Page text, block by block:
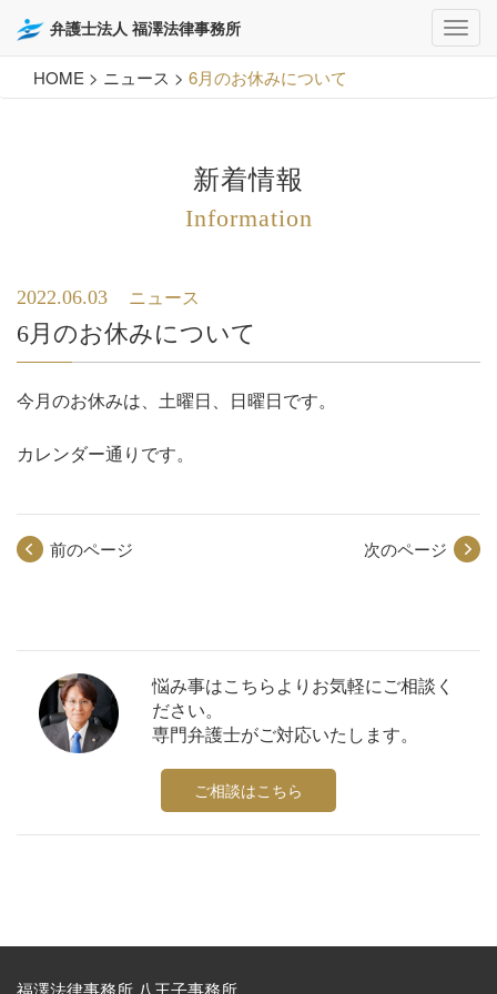
弁護士法人 福澤法律事務所
HOME > ニュース > 6月のお休みについて
新着情報
Information
2022.06.03 ニュース
6月のお休みについて
今月のお休みは、土曜日、日曜日です。
カレンダー通りです。
前のページ 次のページ
悩み事はこちらよりお気軽にご相談く
ださい。
専門弁護士がご対応いたします。
ご相談はこちら